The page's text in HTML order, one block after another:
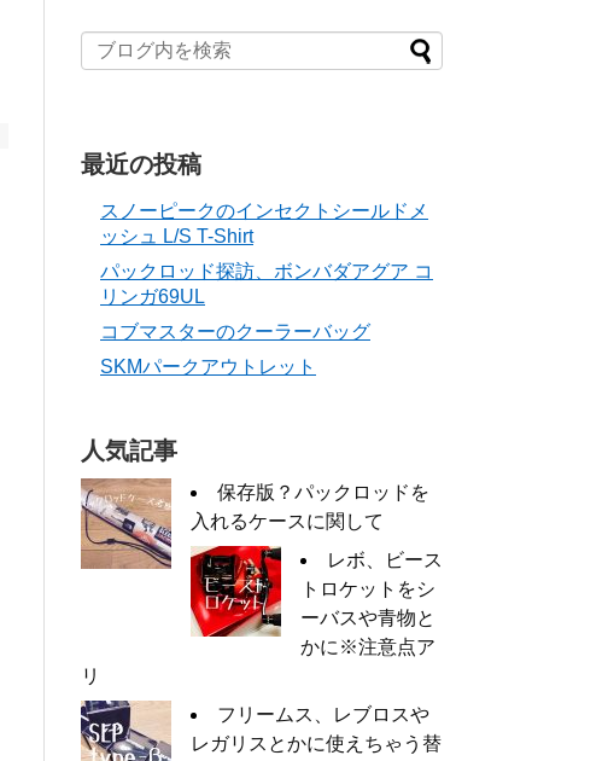
最近の投稿
スノーピークのインセクトシールドメ
ッシュ L/S T-Shirt
パックロッド探訪、ボンバダアグア コ
リンガ69UL
コブマスターのクーラーバッグ
SKMパークアウトレット
人気記事
保存版？パックロッドを
入れるケースに関して
レボ、ビース
トロケットをシ
ーバスや青物と
かに※注意点ア
リ
フリームス、レブロスや
レガリスとかに使えちゃう替